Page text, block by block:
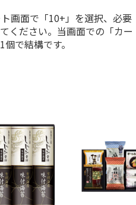
画面で「10+」を選択、必要
ください。当画面での「カー
で結構です。